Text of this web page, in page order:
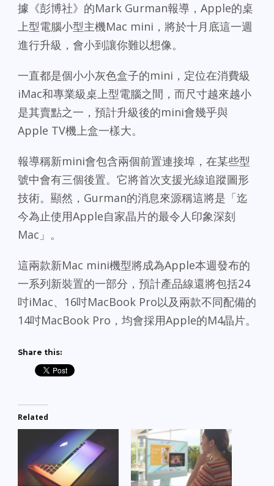
據《彭博社》的Mark Gurman報導，Apple的桌
上型電腦小型主機Mac mini，將於十月底這一週
進行升級，會小到讓你難以想像。
一直都是個小小灰色盒子的mini，定位在消費級
iMac和專業級桌上型電腦之間，而尺寸越來越小
是其賣點之一，預計升級後的mini會幾乎與
Apple TV機上盒一樣大。
報導稱新mini會包含兩個前置連接埠，在某些型
號中會有三個後置。它將首次支援光線追蹤圖形
技術。顯然，Gurman的消息來源稱這將是「迄
今為止使用Apple自家晶片的最令人印象深刻
Mac」。
這兩款新Mac mini機型將成為Apple本週發布的
一系列新裝置的一部分，預計產品線還將包括24
吋iMac、16吋MacBook Pro以及兩款不同配備的
14吋MacBook Pro，均會採用Apple的M4晶片。
Share this:
Related